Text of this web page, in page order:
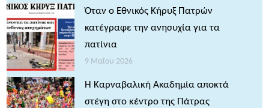
Όταν ο Εθνικός Κήρυξ Πατρών
κατέγραφε την ανησυχία για τα
πατίνια
9 Μαΐου 2026
Η Καρναβαλική Ακαδημία αποκτά
στέγη στο κέντρο της Πάτρας